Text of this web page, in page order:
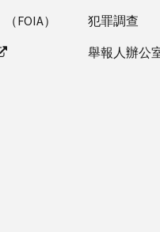
FOIA）
犯罪調查
舉報人辦公